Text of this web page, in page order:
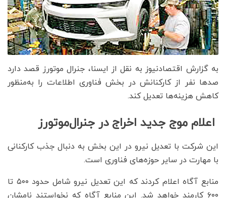
به گزارش اقتصادنیوز به نقل از ایسنا، جنرال موتورز قصد دارد
صدها نفر از کارکنانش در بخش فناوری اطلاعات را به‌منظور
کاهش هزینه‌ها تعدیل کند.
اعلام موج جدید اخراج در جنرال‌موتورز
این شرکت با تعدیل نیرو در این بخش به دنبال جذب کارکنانی
با مهارت در سایر حوزه‌های فناوری است.
منابع آگاه اعلام کردند که این تعدیل نیرو شامل حدود ۵۰۰ تا
۶۰۰ کارمند خواهد شد. این منابع آگاه که نخواستند نامشان